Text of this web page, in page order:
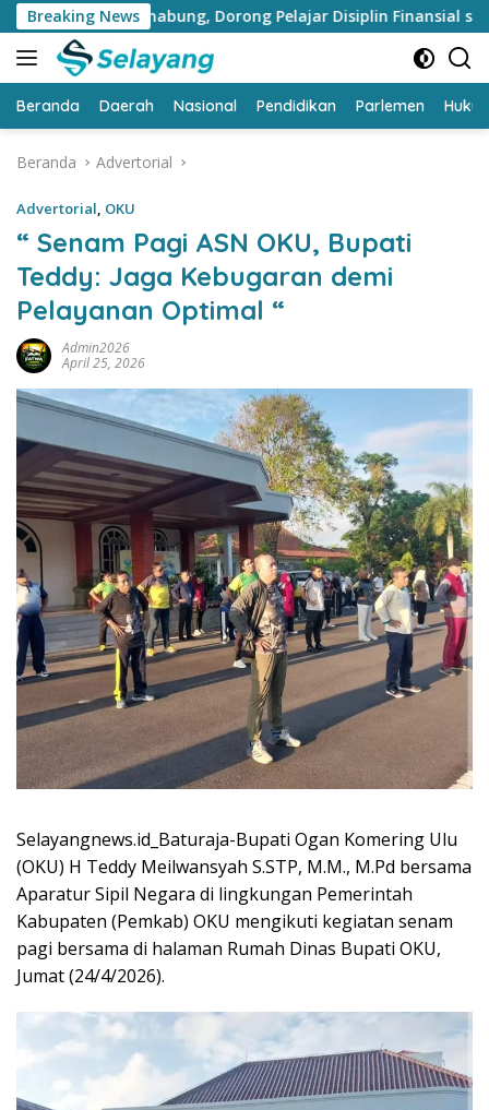
Langsung
ke
konten
Breaking NewsDorong Pelajar Disiplin Finansial sejak dini
Beranda Daerah Nasional Pendidikan Parlemen
Beranda Advertorial
Advertorial, OKU
“ Senam Pagi ASN OKU, Bupati
Teddy: Jaga Kebugaran demi
Pelayanan Optimal “
Admin2026
April 25, 2026
Selayangnews.id_Baturaja-Bupati Ogan Komering Ulu
(OKU) H Teddy Meilwansyah S.STP, M.M., M.Pd bersama
Aparatur Sipil Negara di lingkungan Pemerintah
Kabupaten (Pemkab) OKU mengikuti kegiatan senam
pagi bersama di halaman Rumah Dinas Bupati OKU,
Jumat (24/4/2026).